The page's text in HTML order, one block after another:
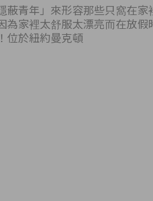
青年」來形容那些只窩在
家裡太舒服太漂亮而在放
位於紐約曼克頓